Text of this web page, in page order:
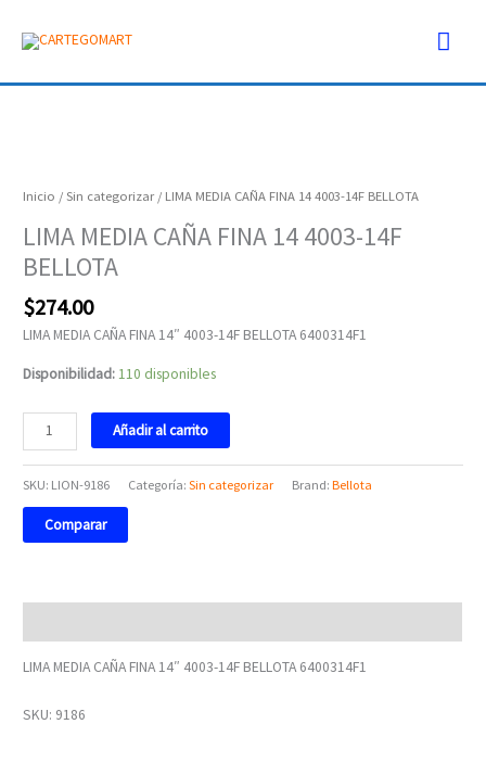
Inicio /Sin categorizar / LIMA MEDIA CAÑA FINA 14 4003-14F BELLOTA
LIMA MEDIA CAÑA FINA 14 4003-14F
BELLOTA
$274.00
LIMA MEDIA CAÑA FINA 14″ 4003-14F BELLOTA 6400314F1
Disponibilidad:110 disponibles
CAÑA
4003-
BELLOTA
cantidad
Añadir al carrito
SKU: LION-9186 Categoría:Sin categorizar Brand:Bellota
Comparar
LIMA MEDIA CAÑA FINA 14″ 4003-14F BELLOTA 6400314F1
SKU: 9186